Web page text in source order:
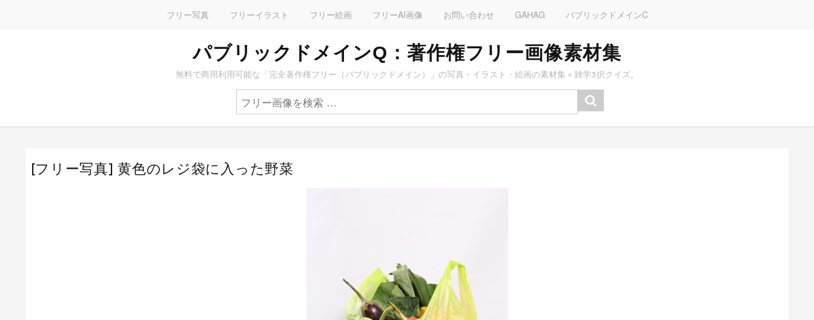
フリー写真 フリーイラスト フリー絵画 フリーAI画像 お問い合わせ GAHAG パブリックドメインC
パブリックドメインQ：著作権フリー画像素材集
無料で商用利用可能な「完全著作権フリー（パブリックドメイン）」の写真・イラスト・絵画の素材集＋雑学3択クイズ。
[フリー写真] 黄色のレジ袋に入った野菜